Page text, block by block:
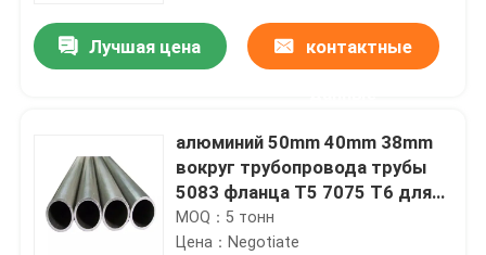
Лучшая цена контактные
алюминий 50mm 40mm 38mm
вокруг трубопровода трубы
5083 фланца T5 7075 T6 для
трубы масла
MOQ：5 тонн
Цена：Negotiate